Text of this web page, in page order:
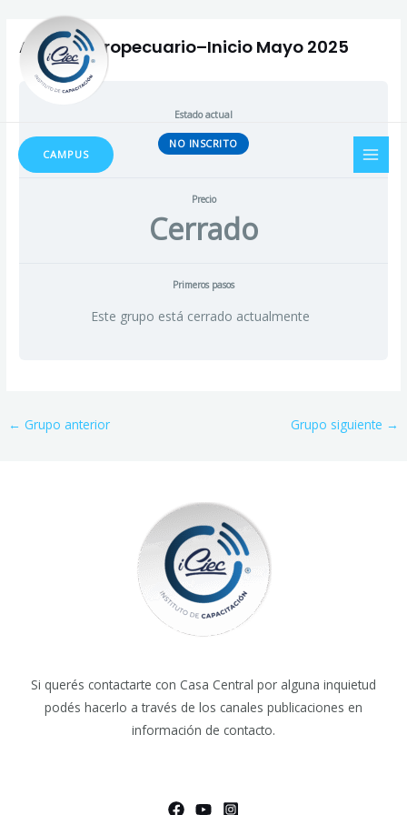
contenido
CAMPUS
Asesor Agropecuario–Inicio Mayo 2025
Estado actual
NO INSCRITO
Precio
Cerrado
Primeros pasos
Este grupo está cerrado actualmente
entradas
← Grupo anterior Grupo siguiente →
Si querés contactarte con Casa Central por alguna inquietud
podés hacerlo a través de los canales publicaciones en
información de contacto.